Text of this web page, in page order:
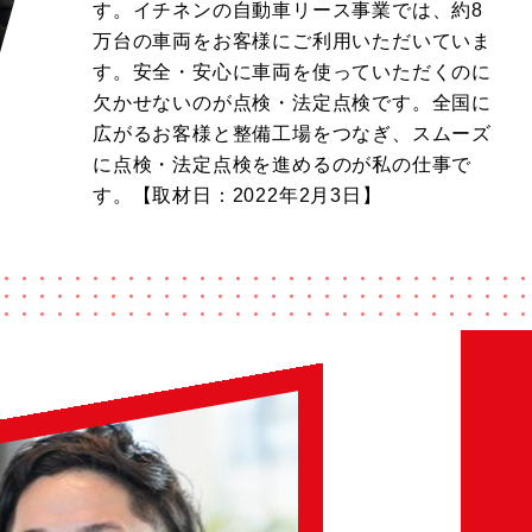
す。イチネンの自動車リース事業では、約8
万台の車両をお客様にご利用いただいていま
す。安全・安心に車両を使っていただくのに
欠かせないのが点検・法定点検です。全国に
広がるお客様と整備工場をつなぎ、スムーズ
に点検・法定点検を進めるのが私の仕事で
す。【取材日：2022年2月3日】